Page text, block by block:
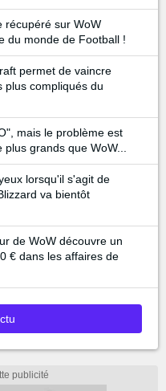
récupéré sur WoW
du monde de Football !
permet de vaincre
plus compliqués du
mais le problème est
grands que WoW...
lorsqu'il s'agit de
va bientôt
de WoW découvre un
€ dans les affaires de